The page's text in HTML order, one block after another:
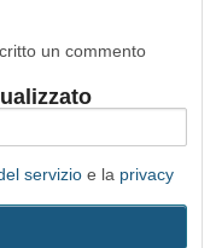
un commento
servizio e la privacy